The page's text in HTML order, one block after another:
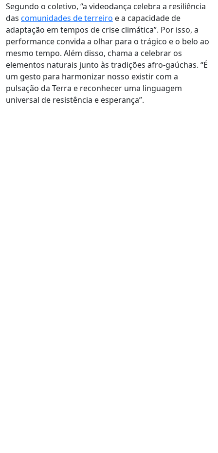
Segundo o coletivo, “a videodança celebra a resiliência
das comunidades de terreiro e a capacidade de
adaptação em tempos de crise climática”. Por isso, a
performance convida a olhar para o trágico e o belo ao
mesmo tempo. Além disso, chama a celebrar os
elementos naturais junto às tradições afro-gaúchas. “É
um gesto para harmonizar nosso existir com a
pulsação da Terra e reconhecer uma linguagem
universal de resistência e esperança”.